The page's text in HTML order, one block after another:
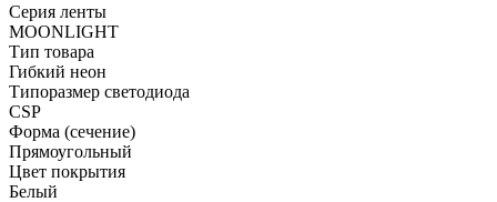
Серия ленты
MOONLIGHT
Тип товара
Гибкий неон
Типоразмер светодиода
CSP
Форма (сечение)
Прямоугольный
Цвет покрытия
Белый